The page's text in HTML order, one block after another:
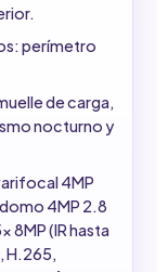
perímetro
de carga,
nocturno y
4MP
4MP 2.8
8MP (IR hasta
H.265,